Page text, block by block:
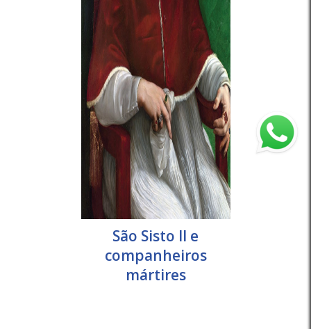
São Sisto II e
companheiros
mártires